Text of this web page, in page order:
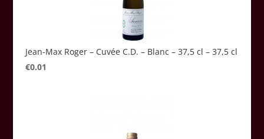
Jean-Max Roger – Cuvée C.D. – Blanc – 37,5 cl – 37,5 cl
€0.01